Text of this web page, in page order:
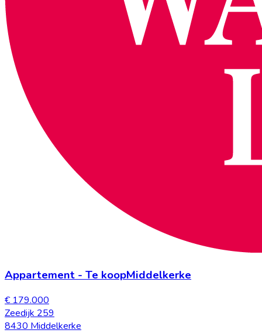
Appartement - Te koopMiddelkerke
€ 179.000
Zeedijk 259
8430 Middelkerke